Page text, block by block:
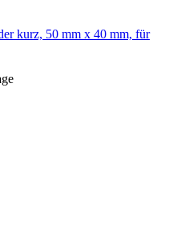
kurz, 50 mm x 40 mm, für